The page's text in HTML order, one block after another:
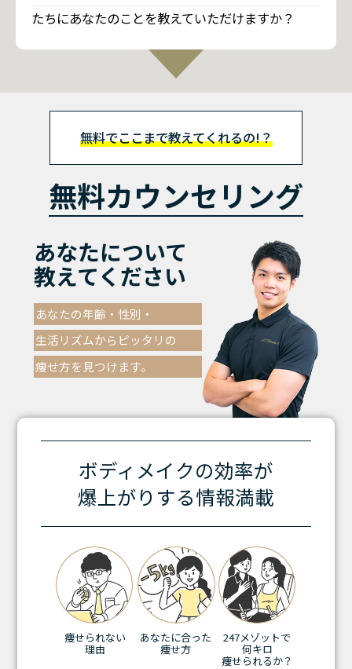
たちにあなたのことを教えていただけますか？
無料でここまで教えてくれるの!？
無料カウンセリング
あなたについて
教えてください
あなたの年齢・性別・
生活リズムからピッタリの
痩せ方を見つけます。
ボディメイクの効率が
爆上がりする情報満載
痩せられない
理由
あなたに合った
痩せ方
247メゾットで
何キロ
痩せられるか？